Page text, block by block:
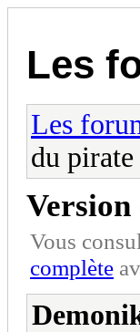
Les
Les
du pirate
Version
Vous
complète